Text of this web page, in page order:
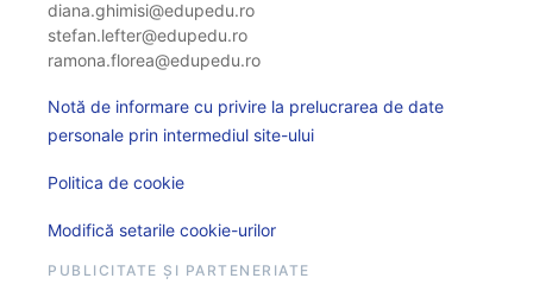
diana.ghimisi@edupedu.ro
stefan.lefter@edupedu.ro
ramona.florea@edupedu.ro
Notă de informare cu privire la prelucrarea de date
personale prin intermediul site-ului
Politica de cookie
Modifică setarile cookie-urilor
PUBLICITATE ȘI PARTENERIATE